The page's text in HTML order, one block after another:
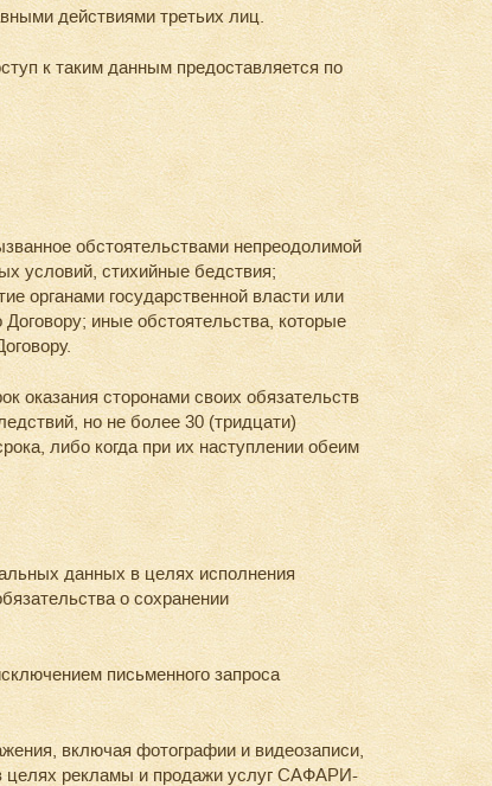
действиями третьих лиц.
к таким данным предоставляется по
обстоятельствами непреодолимой
условий, стихийные бедствия;
органами государственной власти или
иные обстоятельства, которые
оказания сторонами своих обязательств
но не более 30 (тридцати)
либо когда при их наступлении обеим
данных в целях исполнения
о сохранении
письменного запроса
включая фотографии и видеозаписи,
целях рекламы и продажи услуг САФАРИ-